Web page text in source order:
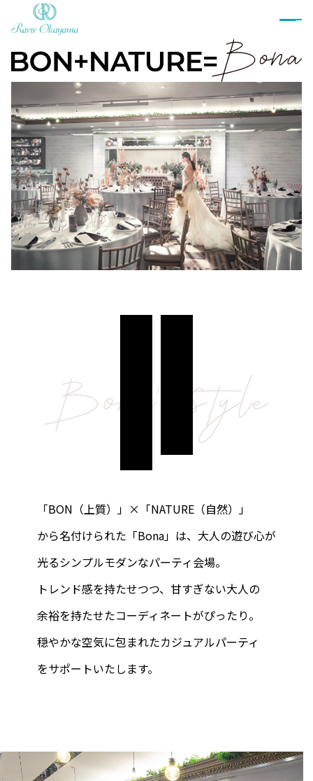
ブライダルフェア
プラン
衣裳
ウェディングドレス
カラードレス
和装
タキシード
衣裳ご予約
お料理
パーティレポート
グレイスコート・チャーチ MOA
Banquet
ブルームガーデン
よくあるご質問
式をされるお客様へ
ブライダルエステ
「BON（上質）」×「NATURE（自然）」
から名付けられた「Bona」は、大人の遊び心が
光るシンプルモダンなパーティ会場。
トレンド感を持たせつつ、甘すぎない大人の
余裕を持たせたコーディネートがぴったり。
穏やかな空気に包まれたカジュアルパーティ
をサポートいたします。